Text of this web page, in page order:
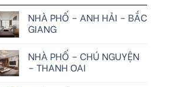
NHÀ PHỐ – ANH HẢI – BẮC
GIANG
NHÀ PHỐ – CHÚ NGUYỆN
– THANH OAI